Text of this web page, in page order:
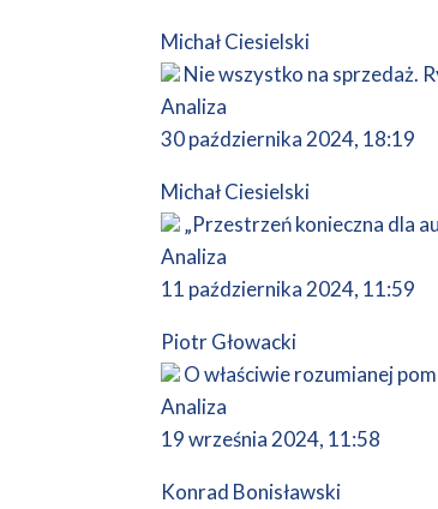
Michał Ciesielski
Nie wszystko na sprzedaż.
Analiza
30 października 2024, 18:19
Michał Ciesielski
„Przestrzeń konieczna dla
Analiza
11 października 2024, 11:59
Piotr Głowacki
O właściwie rozumianej
Analiza
19 września 2024, 11:58
Konrad Bonisławski